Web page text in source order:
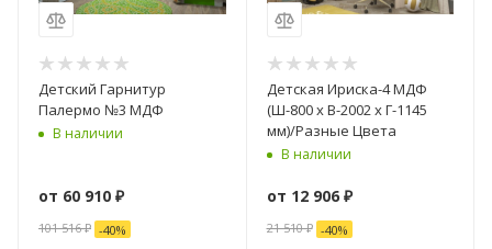
Детский Гарнитур
Палермо №3 МДФ
В наличии
от 60 910 ₽
101 516 ₽ -40%
Детская Ириска-4 МДФ
(Ш-800 х В-2002 х Г-1145
мм)/Разные Цвета
В наличии
от 12 906 ₽
21 510 ₽ -40%